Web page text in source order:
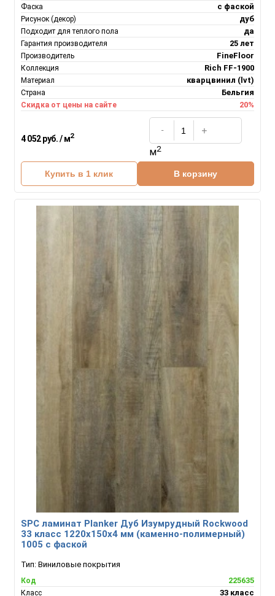
Фаска с фаской
Рисунок (декор) дуб
Подходит для теплого пола да
Гарантия производителя 25 лет
Производитель FineFloor
Коллекция Rich FF-1900
Материал кварцвинил (lvt)
Страна Бельгия
Скидка от цены на сайте 20%
4 052 руб. / м2
м2
Купить в 1 клик В корзину
SPC ламинат Planker Дуб Изумрудный Rockwood
33 класс 1220х150х4 мм (каменно-полимерный)
1005 с фаской
Тип: Виниловые покрытия
Код 225635
Класс 33 класс